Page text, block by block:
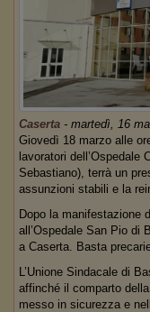
Caserta - martedì, 16
Giovedì 18 marzo alle
lavoratori dell’Ospedale
Sebastiano), terrà un
assunzioni stabili e la
Dopo la manifestazione
all’Ospedale San Pio di
a Caserta. Basta
L’Unione Sindacale di
affinché il comparto
messo in sicurezza e